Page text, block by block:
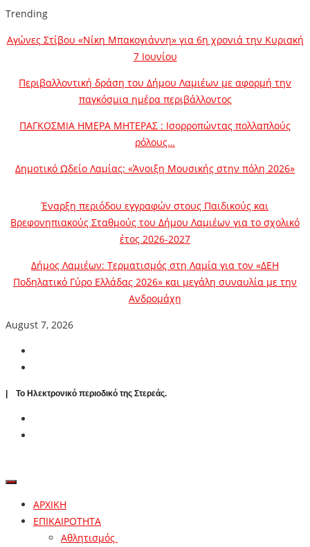
Trending
Αγώνες Στίβου «Νίκη Μπακογιάννη» για 6η χρονιά την Κυριακή
7 Ιουνίου
Περιβαλλοντική δράση του Δήμου Λαμιέων με αφορμή την
παγκόσμια ημέρα περιβάλλοντος
ΠΑΓΚΟΣΜΙΑ ΗΜΕΡΑ ΜΗΤΕΡΑΣ : Ισορροπώντας πολλαπλούς
ρόλους…
Δημοτικό Ωδείο Λαμίας: «Άνοιξη Μουσικής στην πόλη 2026»
Έναρξη περιόδου εγγραφών στους Παιδικούς και
Βρεφονηπιακούς Σταθμούς του Δήμου Λαμιέων για το σχολικό
έτος 2026-2027
Δήμος Λαμιέων: Τερματισμός στη Λαμία για τον «ΔΕΗ
Ποδηλατικό Γύρο Ελλάδας 2026» και μεγάλη συναυλία με την
Ανδρομάχη
August 7, 2026
| To Ηλεκτρονικό περιοδικό της Στερεάς.
ΑΡΧΙΚΗ
ΕΠΙΚΑΙΡΟΤΗΤΑ
Αθλητισμός